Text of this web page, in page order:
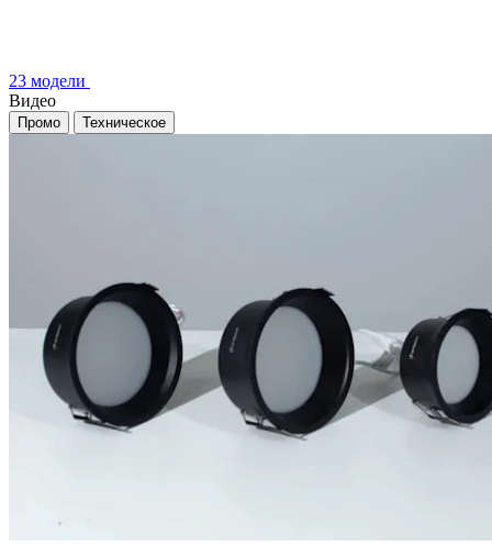
23 модели
Видео
Промо Техническое